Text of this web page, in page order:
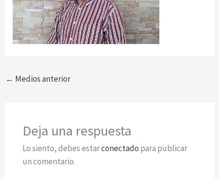
← Medios anterior
Deja una respuesta
Lo siento, debes estarconectado para publicar
un comentario.